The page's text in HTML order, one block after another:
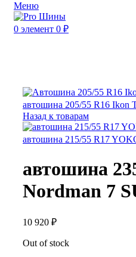
Меню
0 элемент 0 ₽
автошина 205/55 R16 Ikon
Назад к товарам
автошина 215/55 R17
автошина
Nordman 7
10 920 ₽
Out of stock